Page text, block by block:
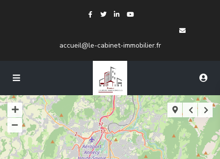
accueil@le-cabinet-immobilier.fr